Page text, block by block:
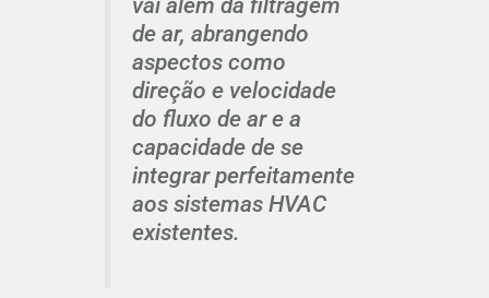
de ar, abrangendo
aspectos como
direção e velocidade
do fluxo de ar e a
capacidade de se
integrar perfeitamente
aos sistemas HVAC
existentes.